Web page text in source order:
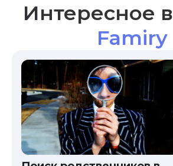
Интересное в
Famiry